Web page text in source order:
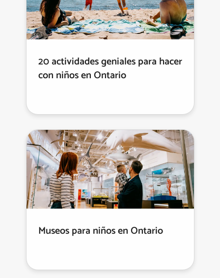
20 actividades geniales para hacer
con niños en Ontario
Museos para niños en Ontario